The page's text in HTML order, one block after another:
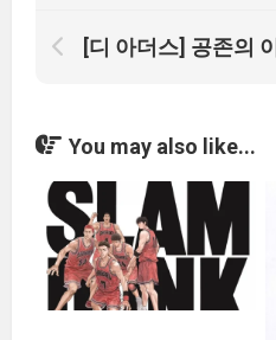
[디 아더스] 공존의
You may also like...